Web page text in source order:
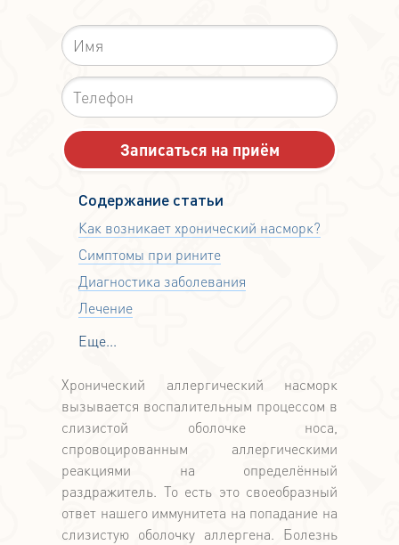
Содержание статьи
Как возникает хронический насморк?
Симптомы при рините
Диагностика заболевания
Лечение
Еще...
Хронический аллергический насморк
вызывается воспалительным процессом в
слизистой оболочке носа,
спровоцированным аллергическими
реакциями на определённый
раздражитель. То есть это своеобразный
ответ нашего иммунитета на попадание на
слизистую оболочку аллергена. Болезнь